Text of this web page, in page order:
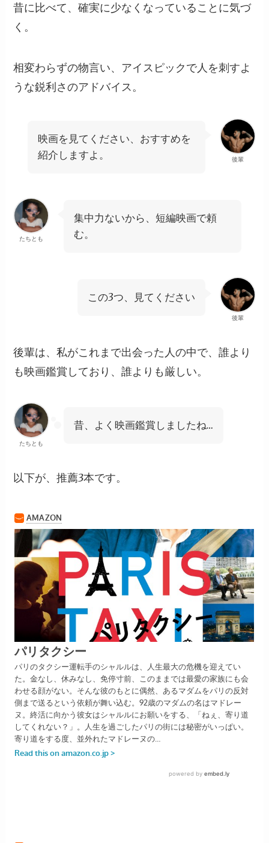
昔に比べて、確実に少なくなっていることに気づ
く。
相変わらずの物言い、アイスピックで人を刺すよ
うな鋭利さのアドバイス。
後輩
映画を見てください、おすすめを
紹介しますよ。
たちとも
集中力ないから、短編映画で頼
む。
後輩
この3つ、見てください
後輩は、私がこれまで出会った人の中で、誰より
も映画鑑賞しており、誰よりも厳しい。
たちとも
昔、よく映画鑑賞しましたね…
以下が、推薦3本です。